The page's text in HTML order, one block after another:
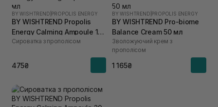
BY WISHTREND PROPOLIS ENERGY
BY WISHTREND Propolis
Energy Calming Ampoule 10
мл
Сироватка з прополісом
475₴
BY WISHTREND PROPOLIS ENERGY
BY WISHTREND Pro-biome
Balance Cream 50 мл
Зволожуючий крем з
прополісом
1 165₴